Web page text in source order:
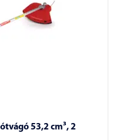
53,2 cm³, 2